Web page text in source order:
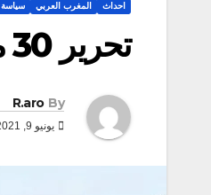
احداث المغرب العربي سياسة
تحرير 30 مخطوف بعملية نوعية للجيش الليبي في الشويرف
By
R.aro
يونيو 9, 2021